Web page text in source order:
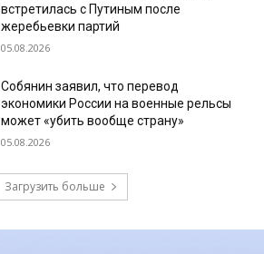
встретилась с Путиным после
жеребьевки партий
05.08.2026
Собянин заявил, что перевод
экономики России на военные рельсы
может «убить вообще страну»
05.08.2026
Загрузить больше